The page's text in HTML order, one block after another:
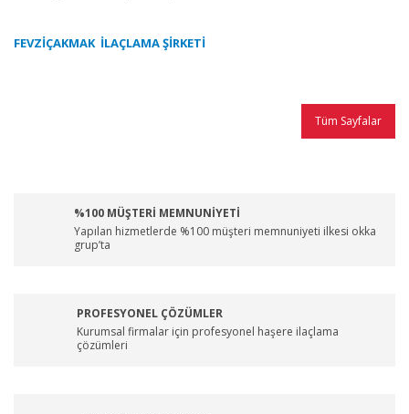
FEVZİÇAKMAK İLAÇLAMA ŞİRKETİ
Tüm Sayfalar
%100 MÜŞTERİ MEMNUNİYETİ
Yapılan hizmetlerde %100 müşteri memnuniyeti ilkesi okka
grup’ta
PROFESYONEL ÇÖZÜMLER
Kurumsal firmalar için profesyonel haşere ilaçlama
çözümleri